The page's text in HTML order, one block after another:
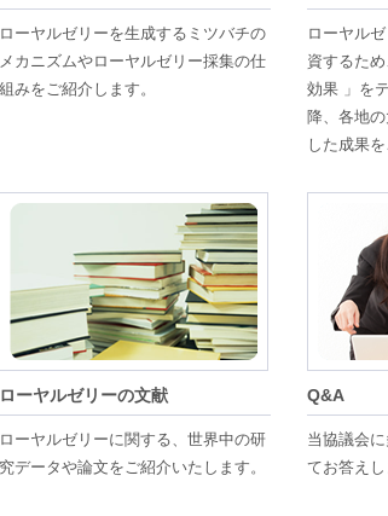
ローヤルゼリーを生成するミツバチの
メカニズムやローヤルゼリー採集の仕
組みをご紹介します。
ローヤル
資するた
効果 」を
降、各地
した成果
ローヤルゼリーの文献
ローヤルゼリーに関する、世界中の研
究データや論文をご紹介いたします。
Q&A
当協議会
てお答えし